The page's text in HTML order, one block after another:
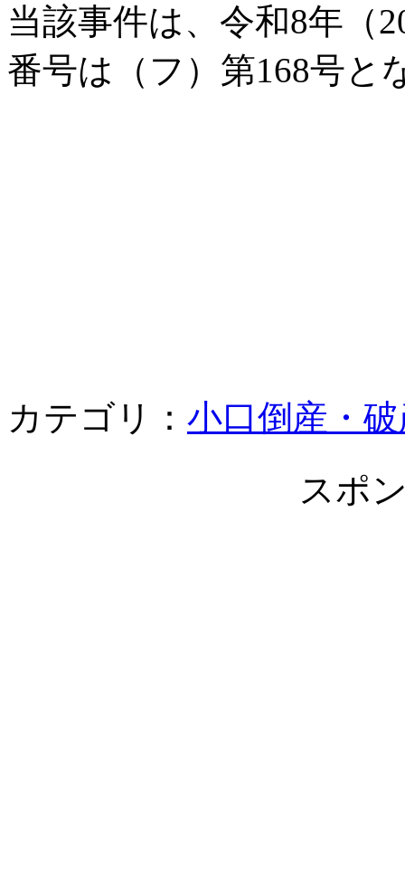
当該事件は、令和8年（
番号は（フ）第168号と
カテゴリ： 小口倒産・
スポ